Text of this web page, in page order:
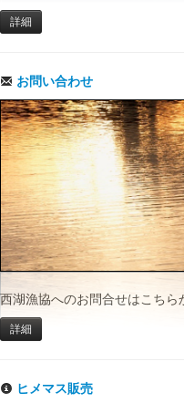
詳細
お問い合わせ
西湖漁協へのお問合せはこちら
詳細
ヒメマス販売